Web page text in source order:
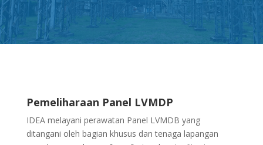
Pemeliharaan Panel LVMDP
IDEA melayani perawatan Panel LVMDB yang
ditangani oleh bagian khusus dan tenaga lapangan